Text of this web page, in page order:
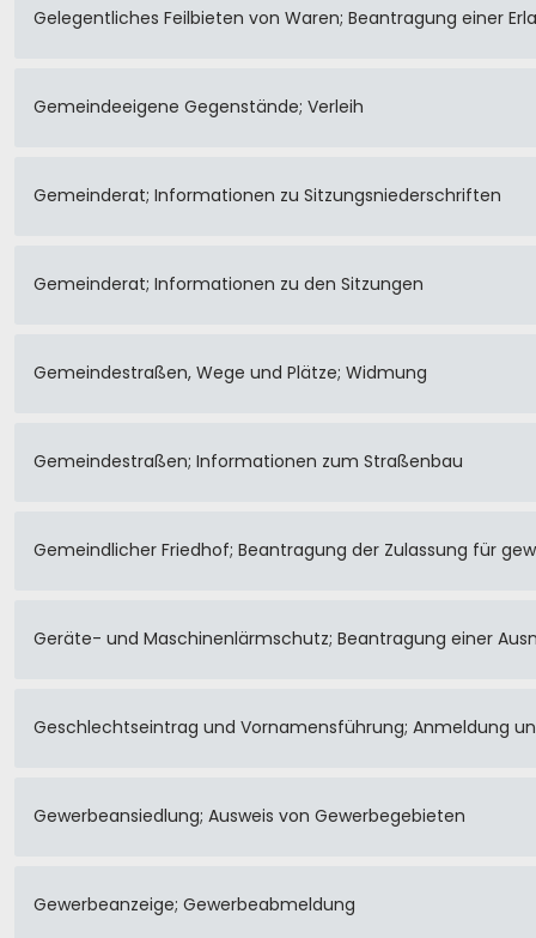
Gelegentliches Feilbieten von Waren; Beantragung einer
Gemeindeeigene Gegenstände; Verleih
Gemeinderat; Informationen zu Sitzungsniederschriften
Gemeinderat; Informationen zu den Sitzungen
Gemeindestraßen, Wege und Plätze; Widmung
Gemeindestraßen; Informationen zum Straßenbau
Gemeindlicher Friedhof; Beantragung der Zulassung für
Geräte- und Maschinenlärmschutz; Beantragung einer
Geschlechtseintrag und Vornamensführung; Anmeldung
Gewerbeansiedlung; Ausweis von Gewerbegebieten
Gewerbeanzeige; Gewerbeabmeldung